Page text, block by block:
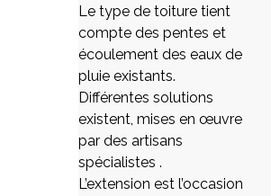
Le type de toiture tient
compte des pentes et
écoulement des eaux de
pluie existants.
Différentes solutions
existent, mises en œuvre
par des artisans
spécialistes .
L’extension est l’occasion